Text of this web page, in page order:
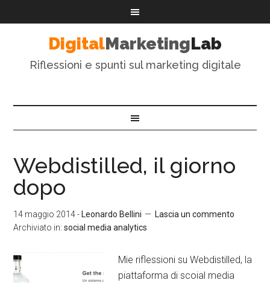
DigitalMarketingLab
Riflessioni e spunti sul marketing digitale
Webdistilled, il giorno
dopo
14 maggio 2014- Leonardo Bellini
Lascia un commento
Archiviato in:social media analytics
Mie riflessioni su Webdistilled, la
piattaforma di scoial media